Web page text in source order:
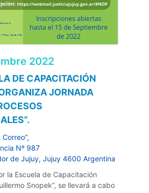
2022
DE CAPACITACIÓN
JORNADA
Correo”,
Nº 987
de Jujuy, Jujuy 4600 Argentina
la Escuela de Capacitación
Snopek”, se llevará a cabo